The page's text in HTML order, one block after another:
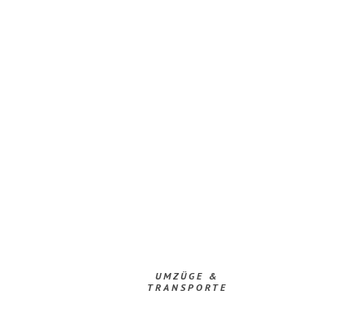
UMZÜGE &
TRANSPORTE